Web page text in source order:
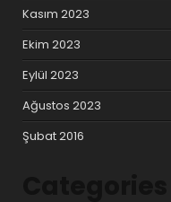
Kasım 2023
Ekim 2023
Eylül 2023
Ağustos 2023
Şubat 2016